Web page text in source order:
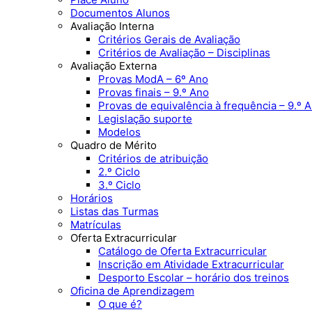
Documentos Alunos
Avaliação Interna
Critérios Gerais de Avaliação
Critérios de Avaliação – Disciplinas
Avaliação Externa
Provas ModA – 6º Ano
Provas finais – 9.º Ano
Provas de equivalência à frequência – 9.º
Legislação suporte
Modelos
Quadro de Mérito
Critérios de atribuição
2.º Ciclo
3.º Ciclo
Horários
Listas das Turmas
Matrículas
Oferta Extracurricular
Catálogo de Oferta Extracurricular
Inscrição em Atividade Extracurricular
Desporto Escolar – horário dos treinos
Oficina de Aprendizagem
O que é?